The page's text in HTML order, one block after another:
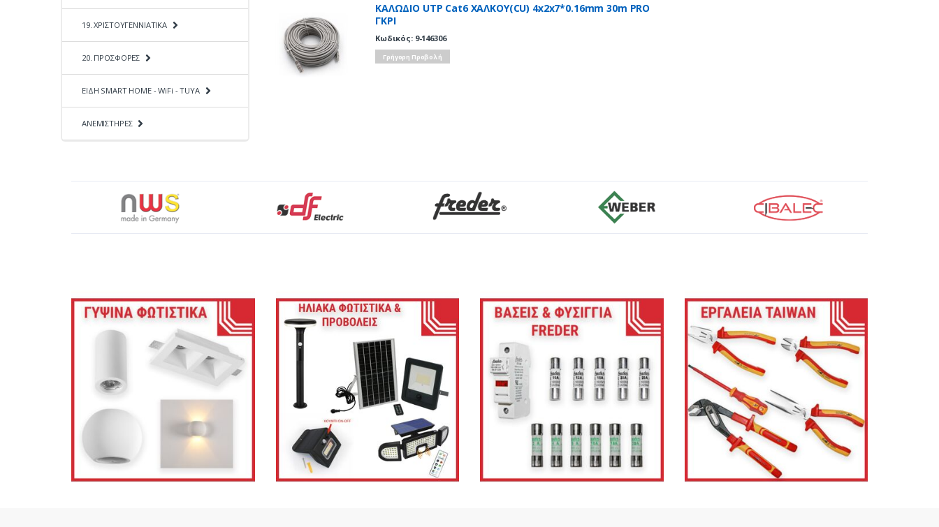
19. ΧΡΙΣΤΟΥΓΕΝΝΙΑΤΙΚΑ
20. ΠΡΟΣΦΟΡΕΣ
ΕΙΔΗ SMART HOME - WiFi - TUYA
ΑΝΕΜΙΣΤΗΡΕΣ
ΚΑΛΩΔΙΟ UTP Cat6 ΧΑΛΚΟΥ(CU) 4x2x7*0.16mm 30m PRO
ΓΚΡΙ
Κωδικός: 9-146306
Γρήγορη Προβολή